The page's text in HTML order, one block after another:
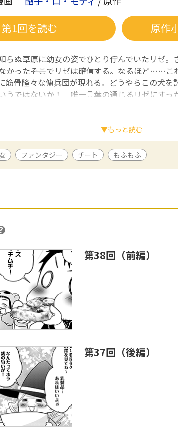
第1回を読む 原作
らぬ草原に幼女の姿でひとり佇んでいたリゼ
かった――そこでリゼは確信する。なるほど……
筋骨隆々な傭兵団が現れる。どうやらこの犬を
うではないか！ 唯一言葉の通じるリゼにすっ
作は「異世界で失敗しない100の方法」（原作：青蔵
ンズ」（原作：木崎ちあき、キャラクターデザイン：
にて小説の執筆を始める。2020年に「転生幼女。神獣
出版デビュー。ファンタジー作品を幅広く好む。
▼もっと読む
ファンタジー チート もふもふ
第38回（前編）
第37回（後編）